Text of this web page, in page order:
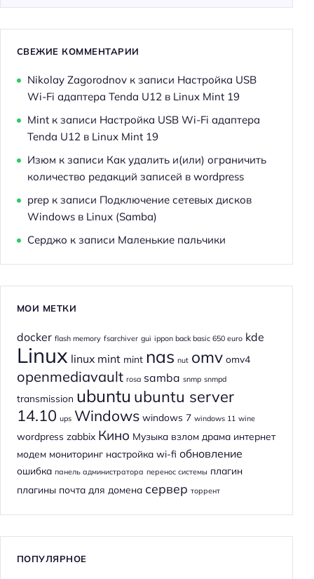
СВЕЖИЕ КОММЕНТАРИИ
Nikolay Zagorodnovк записи Настройка USB
Wi-Fi адаптера Tenda U12 в Linux Mint 19
Mintк записи Настройка USB Wi-Fi адаптера
Tenda U12 в Linux Mint 19
Изюм к записи Как удалить и(или) ограничить
количество редакций записей в wordpress
prepк записи Подключение сетевых дисков
Windows в Linux (Samba)
Серджо к записи Маленькие пальчики
МОИ МЕТКИ
docker flash memory fsarchiver gui ippon back basic 650 euro kde
Linux linux mint mint nas nut omv omv4
openmediavault rosa samba snmp snmpd
transmission ubuntu ubuntu server
14.10 ups Windows windows 7 windows 11 wine
wordpress zabbix Кино Музыка взлом драма интернет
модем мониторинг настройка wi-fi обновление
ошибка панель администратора перенос системы плагин
плагины почта для домена сервер торрент
ПОПУЛЯРНОЕ